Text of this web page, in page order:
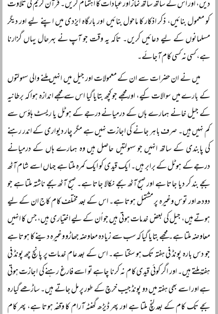
دیں، اور اس کے ساتھ ساتھ نماز اور عبادات کا اہتمام کریں۔ قرآن کریم کی تلاوت
کو معمول بنائیں، ذکر اذکار کا ماحول بنائیں اور بارگاہ ایزدی میں اپنے لیے اور دیگر
مسلمانوں کے لیے دعائیں کریں۔ تاکہ یہ وقت جو آپ نے بہرحال یہاں گزارنا
ہے، کسی نہ کسی کام آجائے۔
میں نے ان حضرات سے ان کے معمولات اور جیل میں انہیں ملنے والی سہولتوں
کے بارے میں سوالات کیے، اور مجھے جو کچھ بتایا گیا اس سے مجھے اندازہ ہوا کہ برطانیہ
کے جیل خانے ہمارے ہاں کے درمیانے درجے کے ہوٹل یا ریسٹ ہاؤس سے
کم نہیں ہیں۔ صرف باہر جانے کی اجازت نہیں ہے مگر چار دیواری کے اندر رہنے
کی پابندی کے ساتھ انہیں جو سہولتیں حاصل ہیں وہ ہمارے ہاں کے درمیانے
درجے کے ہوٹل کے برابر ہیں۔ ایک قیدی کو ایک کمرہ ملتا ہے جہاں اسے شام آٹھ
بجے بند کر دیا جاتا ہے اور صبح آٹھ بجے نکالا جاتا ہے۔ صبح آٹھ بجے ناشتہ ملتا ہے جو
دودھ اور توس وغیرہ پر مشتمل ہوتا ہے۔ اس کے بعد مختلف کام کاج ان کے لیے
ہوتے ہیں، جیل کی بعض خدمات ہوتی ہیں جو اُن کے لیے اختیاری ہیں، جس کا انہیں
معاوضہ ملتا ہے۔ مجھے بتایا گیا کہ سب سے زیادہ معاوضہ جھاڑو وغیرہ دینے کا ہوتا ہے
جو دس بارہ پونڈ فی ہفتہ تک ہو سکتا ہے۔ اس کے بعد عام خدمات پر پانچ چھ پونڈ فی
ہفتہ ملتے ہیں۔ اور اگر کوئی قیدی کام نہ کرنا چاہے تو اسے فارغ رہنے کی اجازت ہوتی
ہے اور اسے بھی ہفتہ میں دو پونڈ جیب خرچ کے طور پر مل جاتے ہیں۔ ساڑھے گیارہ
بجے تک کام کے بعد لنچ ملتا ہے اور پھر ڈیڑھ گھنٹہ آرام کا وقفہ ہوتا ہے، پھر کام